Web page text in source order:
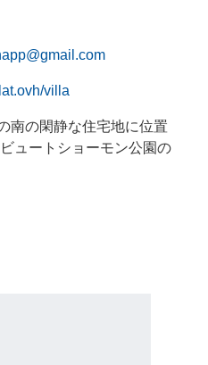
villa
南の閑静な住宅地に位置
ュートショーモン公園の